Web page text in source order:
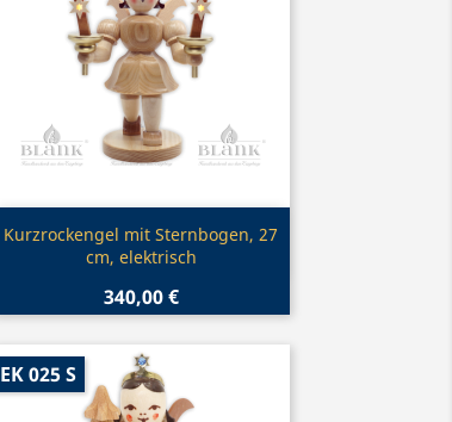
Vorschau
Kurzrockengel mit Sternbogen, 27
cm, elektrisch
340,00 €
EK 025 S